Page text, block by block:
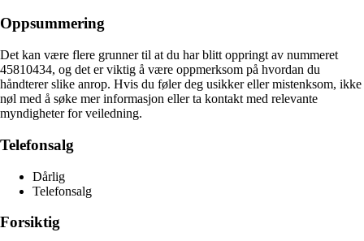
Oppsummering
Det kan være flere grunner til at du har blitt oppringt av nummeret
45810434, og det er viktig å være oppmerksom på hvordan du
håndterer slike anrop. Hvis du føler deg usikker eller mistenksom, ikke
nøl med å søke mer informasjon eller ta kontakt med relevante
myndigheter for veiledning.
Telefonsalg
Dårlig
Telefonsalg
Forsiktig